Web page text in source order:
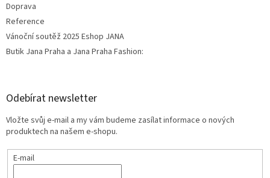
Doprava
Reference
Vánoční soutěž 2025 Eshop JANA
Butik Jana Praha a Jana Praha Fashion:
Odebírat newsletter
Vložte svůj e-mail a my vám budeme zasílat informace o nových
produktech na našem e-shopu.
E-mail